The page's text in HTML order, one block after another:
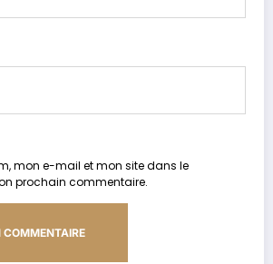
mon e-mail et mon site dans le
prochain commentaire.